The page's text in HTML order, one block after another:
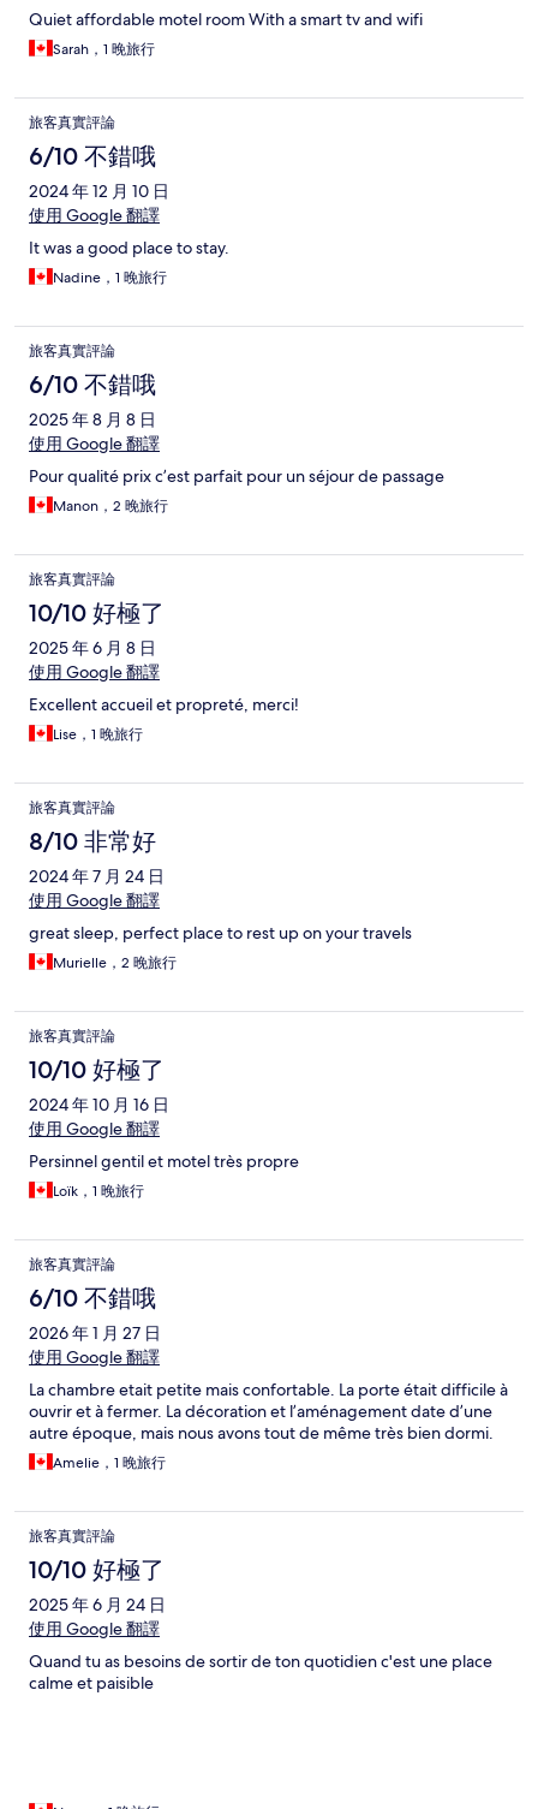
Quiet affordable motel room With a smart tv and wifi
Sarah，1 晚旅行
旅客真實評論
6/10 不錯哦
2024 年 12 月 10 日
使用 Google 翻譯
It was a good place to stay.
Nadine，1 晚旅行
旅客真實評論
6/10 不錯哦
2025 年 8 月 8 日
使用 Google 翻譯
Pour qualité prix c’est parfait pour un séjour de passage
Manon，2 晚旅行
旅客真實評論
10/10 好極了
2025 年 6 月 8 日
使用 Google 翻譯
Excellent accueil et propreté, merci!
Lise，1 晚旅行
旅客真實評論
8/10 非常好
2024 年 7 月 24 日
使用 Google 翻譯
great sleep, perfect place to rest up on your travels
Murielle，2 晚旅行
旅客真實評論
10/10 好極了
2024 年 10 月 16 日
使用 Google 翻譯
Persinnel gentil et motel très propre
Loïk，1 晚旅行
旅客真實評論
6/10 不錯哦
2026 年 1 月 27 日
使用 Google 翻譯
La chambre etait petite mais confortable. La porte était difficile à
ouvrir et à fermer. La décoration et l’aménagement date d’une
autre époque, mais nous avons tout de même très bien dormi.
Amelie，1 晚旅行
旅客真實評論
10/10 好極了
2025 年 6 月 24 日
使用 Google 翻譯
Quand tu as besoins de sortir de ton quotidien c'est une place
calme et paisible